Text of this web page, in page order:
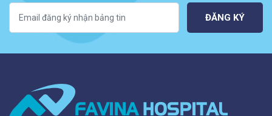
ĐĂNG KÝ